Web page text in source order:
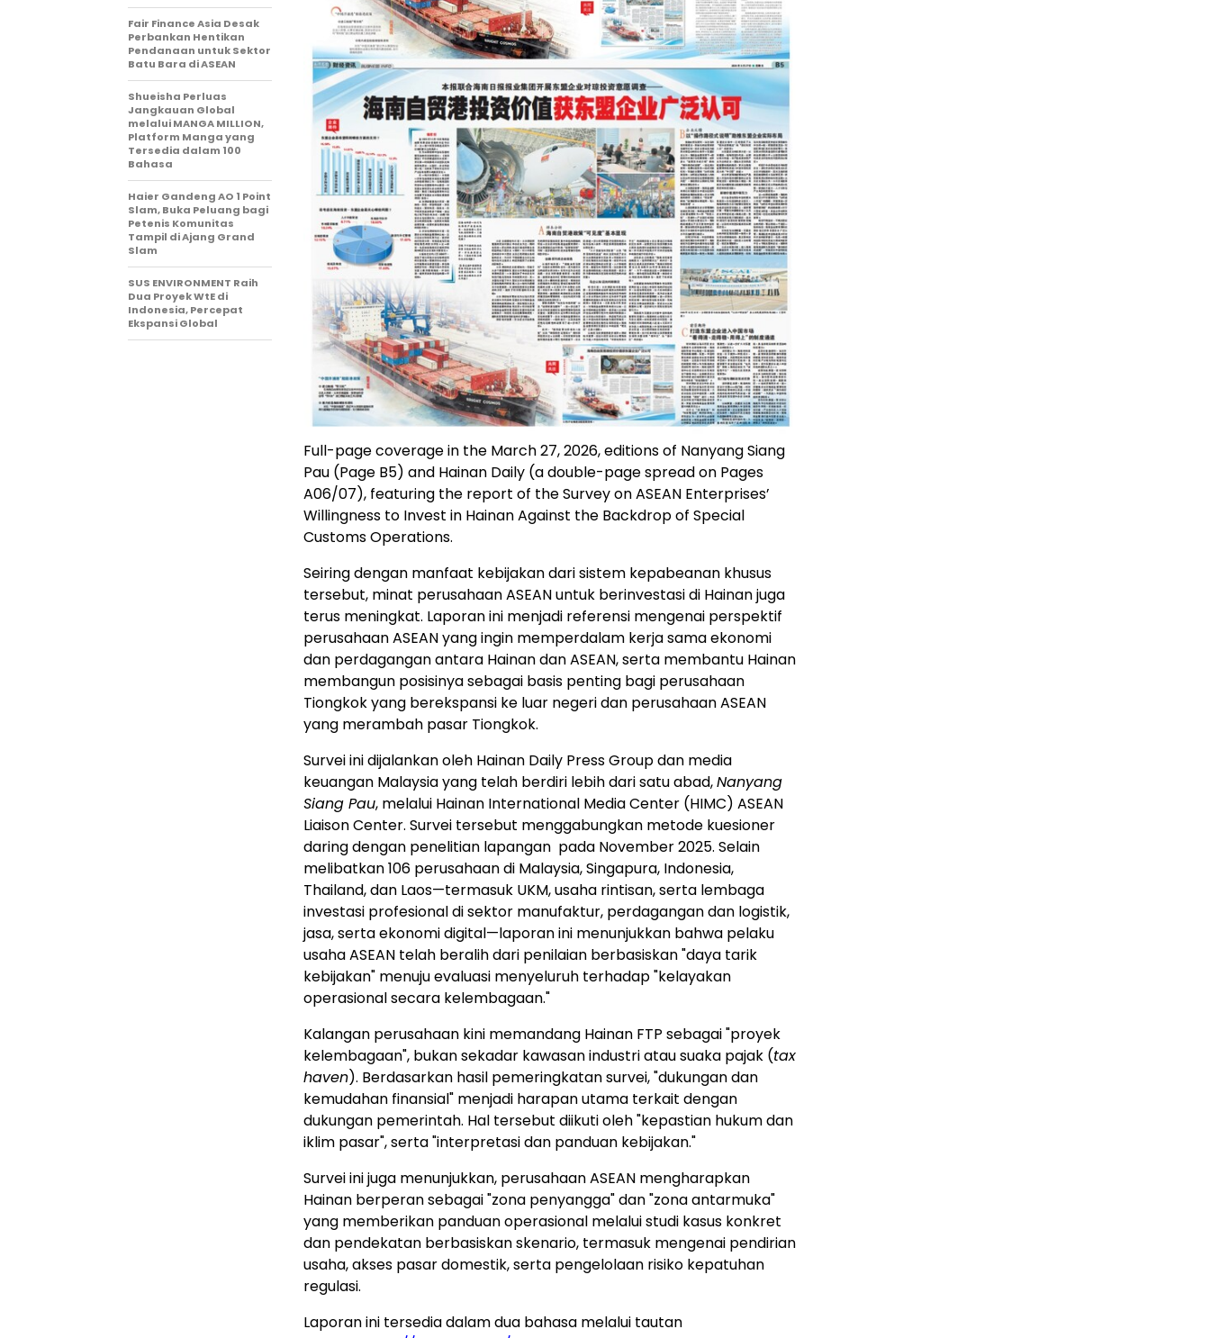
Full-page coverage in the March 27, 2026, editions of Nanyang Siang
Pau (Page B5) and Hainan Daily (a double-page spread on Pages
A06/07), featuring the report of the Survey on ASEAN Enterprises’
Willingness to Invest in Hainan Against the Backdrop of Special
Customs Operations.
Seiring dengan manfaat kebijakan dari sistem kepabeanan khusus
tersebut, minat perusahaan ASEAN untuk berinvestasi di Hainan juga
terus meningkat. Laporan ini menjadi referensi mengenai perspektif
perusahaan ASEAN yang ingin memperdalam kerja sama ekonomi
dan perdagangan antara Hainan dan ASEAN, serta membantu Hainan
membangun posisinya sebagai basis penting bagi perusahaan
Tiongkok yang berekspansi ke luar negeri dan perusahaan ASEAN
yang merambah pasar Tiongkok.
Survei ini dijalankan oleh Hainan Daily Press Group dan media
keuangan Malaysia yang telah berdiri lebih dari satu abad,Nanyang
Siang Pau, melalui Hainan International Media Center (HIMC) ASEAN
Liaison Center. Survei tersebut menggabungkan metode kuesioner
daring dengan penelitian lapangan pada November 2025. Selain
melibatkan 106 perusahaan di Malaysia, Singapura, Indonesia,
Thailand, dan Laos—termasuk UKM, usaha rintisan, serta lembaga
investasi profesional di sektor manufaktur, perdagangan dan logistik,
jasa, serta ekonomi digital—laporan ini menunjukkan bahwa pelaku
usaha ASEAN telah beralih dari penilaian berbasiskan "daya tarik
kebijakan" menuju evaluasi menyeluruh terhadap "kelayakan
operasional secara kelembagaan."
Kalangan perusahaan kini memandang Hainan FTP sebagai "proyek
kelembagaan", bukan sekadar kawasan industri atau suaka pajak (tax
haven). Berdasarkan hasil pemeringkatan survei, "dukungan dan
kemudahan finansial" menjadi harapan utama terkait dengan
dukungan pemerintah. Hal tersebut diikuti oleh "kepastian hukum dan
iklim pasar", serta "interpretasi dan panduan kebijakan."
Survei ini juga menunjukkan, perusahaan ASEAN mengharapkan
Hainan berperan sebagai "zona penyangga" dan "zona antarmuka"
yang memberikan panduan operasional melalui studi kasus konkret
dan pendekatan berbasiskan skenario, termasuk mengenai pendirian
usaha, akses pasar domestik, serta pengelolaan risiko kepatuhan
regulasi.
Laporan ini tersedia dalam dua bahasa melalui tautan
Fair Finance Asia Desak
Perbankan Hentikan
Pendanaan untuk Sektor
Batu Bara di ASEAN
Shueisha Perluas
Jangkauan Global
melalui MANGA MILLION,
Platform Manga yang
Tersedia dalam 100
Bahasa
Haier Gandeng AO 1 Point
Slam, Buka Peluang bagi
Petenis Komunitas
Tampil di Ajang Grand
Slam
SUS ENVIRONMENT Raih
Dua Proyek WtE di
Indonesia, Percepat
Ekspansi Global